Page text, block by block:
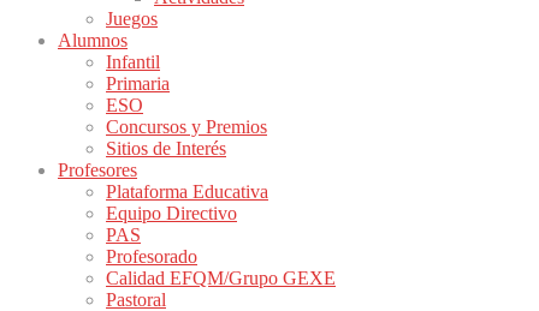
Juegos
Alumnos
Infantil
Primaria
ESO
Concursos y Premios
Sitios de Interés
Profesores
Plataforma Educativa
Equipo Directivo
PAS
Profesorado
Calidad EFQM/Grupo GEXE
Pastoral